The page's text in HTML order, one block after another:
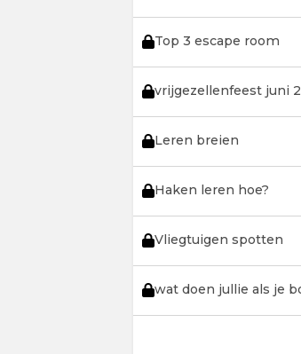
Top 3 escape room
vrijgezellenfeest juni
Leren breien
Haken leren hoe?
Vliegtuigen spotten
wat doen jullie als je